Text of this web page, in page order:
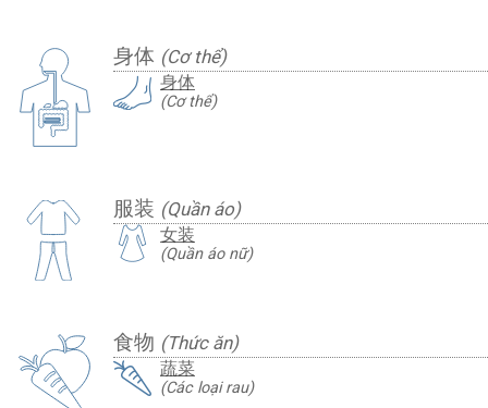
身体 (Cơ thể)
身体
(Cơ thể)
服装 (Quần áo)
女装
(Quần áo nữ)
食物 (Thức ăn)
蔬菜
(Các loại rau)